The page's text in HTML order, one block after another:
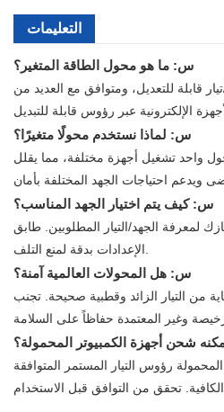
التعليمات
س: ما هو محول الطاقة المتغير؟
قابلة للتعديل، ومتوافق مع العديد من
س: لماذا نستخدم محولًا متغيرًا؟
واحد تشغيل أجهزة مختلفة، مما يقلل
س: كيف يتم اختيار الجهد المناسب؟
لمعرفة الجهد/التيار المطلوبين. طابق
س: هل المحولات العالمية آمنة؟
من التيار الزائد وقطبية صحيحة. تجنب
شحن أجهزة الكمبيوتر المحمولة؟
رؤوس التيار المستمر المتوافقة